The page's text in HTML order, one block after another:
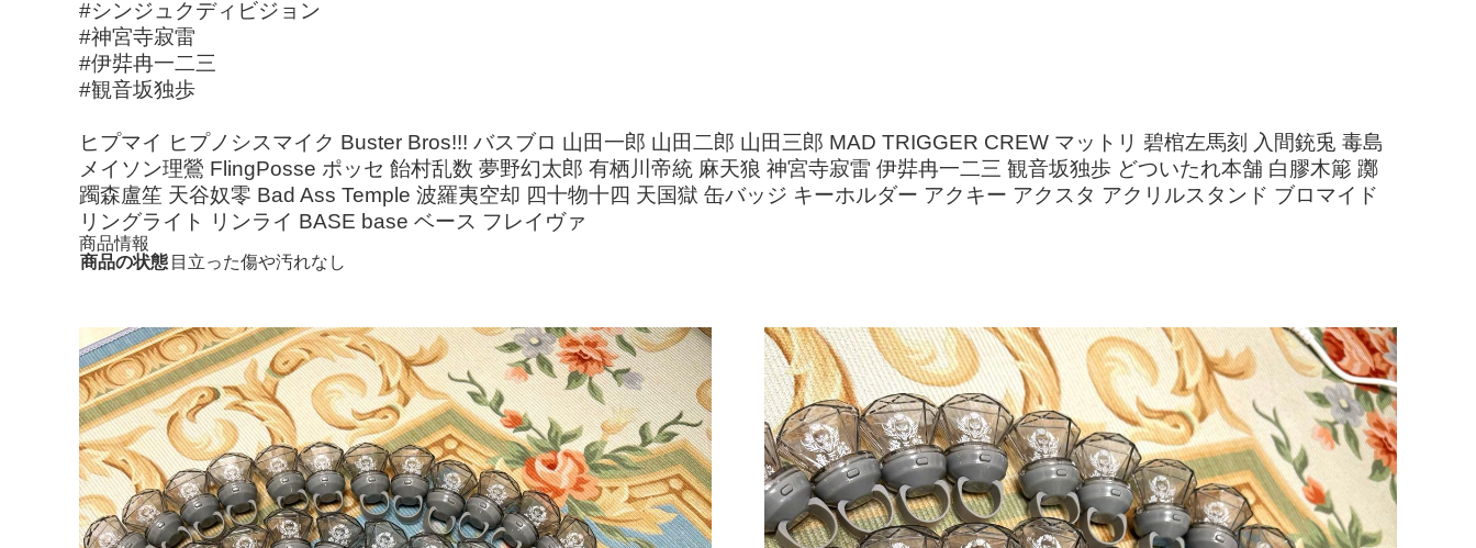
#シンジュクディビジョン
#神宮寺寂雷
#伊弉冉一二三
#観音坂独歩
ヒプマイ ヒプノシスマイク Buster Bros!!! バスブロ 山田一郎 山田二郎 山田三郎 MAD TRIGGER CREW マットリ 碧棺左馬刻 入間銃兎 毒島
メイソン理鶯 FlingPosse ポッセ 飴村乱数 夢野幻太郎 有栖川帝統 麻天狼 神宮寺寂雷 伊弉冉一二三 観音坂独歩 どついたれ本舗 白膠木簓 躑
躅森盧笙 天谷奴零 Bad Ass Temple 波羅夷空却 四十物十四 天国獄 缶バッジ キーホルダー アクキー アクスタ アクリルスタンド ブロマイド
リングライト リンライ BASE base ベース フレイヴァ
商品情報
商品の状態 目立った傷や汚れなし